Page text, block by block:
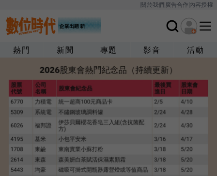
關於我們廣告合作內容授權
熱門 新聞 專題 影音 活動